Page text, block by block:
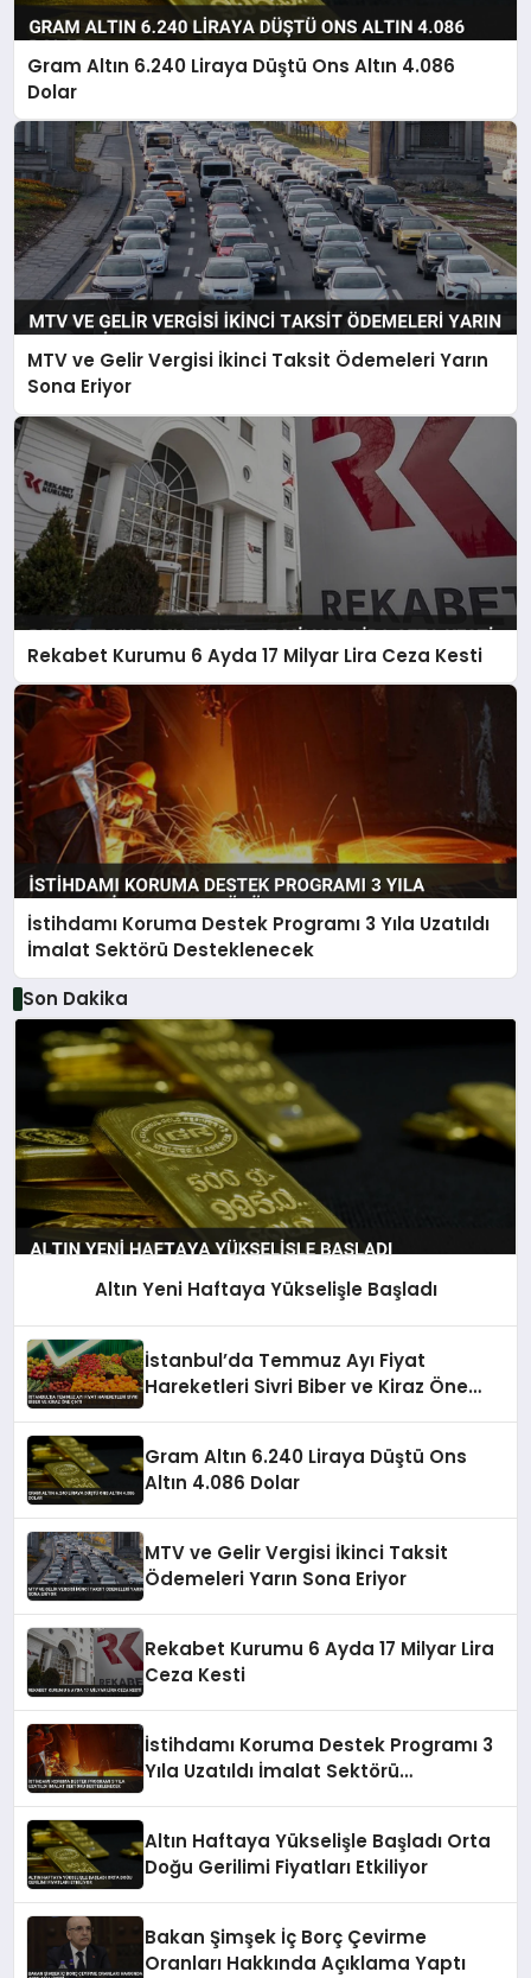
Gram Altın 6.240 Liraya Düştü Ons Altın 4.086
Dolar
MTV ve Gelir Vergisi İkinci Taksit Ödemeleri Yarın
Sona Eriyor
Rekabet Kurumu 6 Ayda 17 Milyar Lira Ceza Kesti
İstihdamı Koruma Destek Programı 3 Yıla Uzatıldı
İmalat Sektörü Desteklenecek
Son Dakika
Altın Yeni Haftaya Yükselişle Başladı
İstanbul’da Temmuz Ayı Fiyat
Hareketleri Sivri Biber ve Kiraz Öne
Gram Altın 6.240 Liraya Düştü Ons
Altın 4.086 Dolar
MTV ve Gelir Vergisi İkinci Taksit
Ödemeleri Yarın Sona Eriyor
Rekabet Kurumu 6 Ayda 17 Milyar Lira
Ceza Kesti
İstihdamı Koruma Destek Programı 3
Yıla Uzatıldı İmalat Sektörü
Altın Haftaya Yükselişle Başladı Orta
Doğu Gerilimi Fiyatları Etkiliyor
Bakan Şimşek İç Borç Çevirme
Oranları Hakkında Açıklama Yaptı